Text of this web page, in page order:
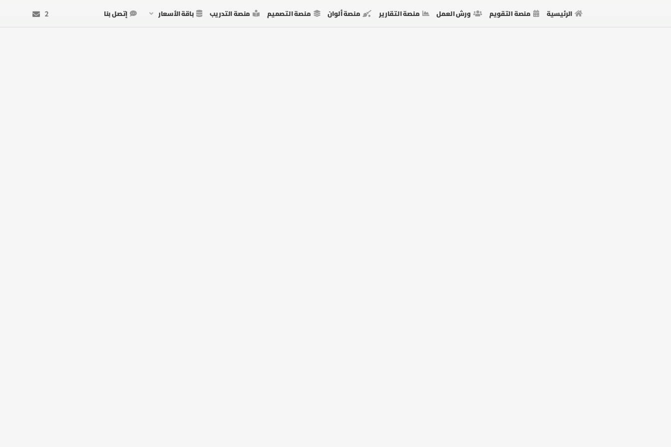
الرئيسية منصة التقويم ورش العمل منصة التقارير منصة ألوان منصة التصميم منصة التدريب باقة الأسعار إتصل بنا 2